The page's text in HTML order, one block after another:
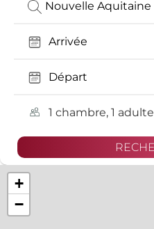
1 chambre, 1 adulte
+
−